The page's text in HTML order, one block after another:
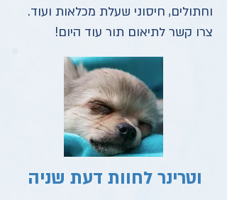
וחתולים, חיסוני שעלת מכלאות ועוד.
צרו קשר לתיאום תור עוד היום!
וטרינר לחוות דעת שניה